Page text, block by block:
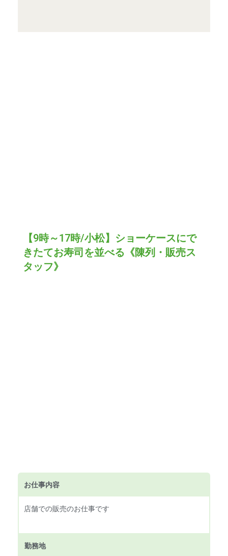
【9時～17時/小松】ショーケースにで
きたてお寿司を並べる《陳列・販売ス
タッフ》
お仕事内容
店舗での販売のお仕事です
勤務地